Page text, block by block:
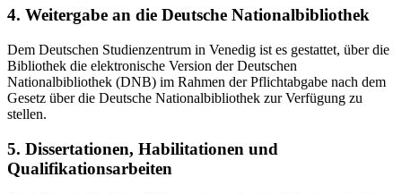
4. Weitergabe an die Deutsche Nationalbibliothek
Dem Deutschen Studienzentrum in Venedig ist es gestattet, über die
Bibliothek die elektronische Version der Deutschen
Nationalbibliothek (DNB) im Rahmen der Pflichtabgabe nach dem
Gesetz über die Deutsche Nationalbibliothek zur Verfügung zu
stellen.
5. Dissertationen, Habilitationen und
Qualifikationsarbeiten